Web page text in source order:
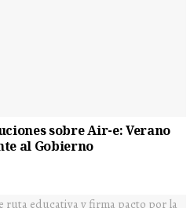
sobre Air-e: Verano
al Gobierno